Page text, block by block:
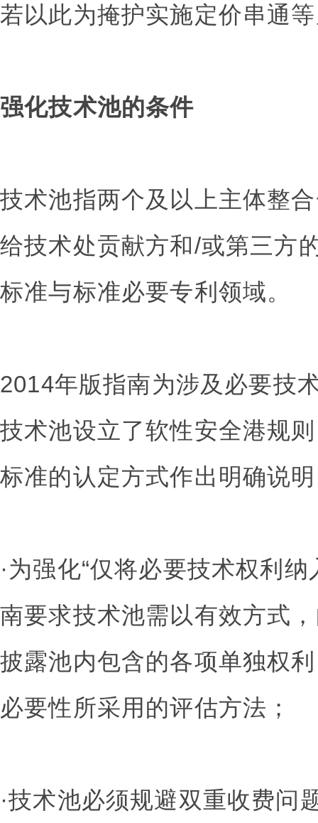
若以此为掩护实施定价串通
强化技术池的条件
技术池指两个及以上主体整
给技术处贡献方和/或第三方
标准与标准必要专利领域。
2014年版指南为涉及必要技
技术池设立了软性安全港规
标准的认定方式作出明确说
·为强化“仅将必要技术权利
南要求技术池需以有效方式
披露池内包含的各项单独权
必要性所采用的评估方法；
·技术池必须规避双重收费问